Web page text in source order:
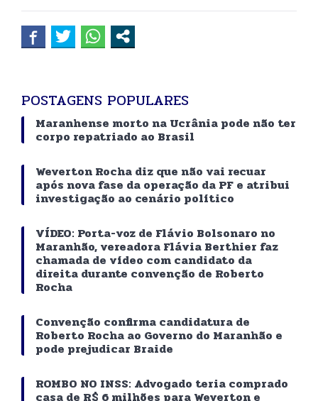
POSTAGENS POPULARES
Maranhense morto na Ucrânia pode não ter
corpo repatriado ao Brasil
Weverton Rocha diz que não vai recuar
após nova fase da operação da PF e atribui
investigação ao cenário político
VÍDEO: Porta-voz de Flávio Bolsonaro no
Maranhão, vereadora Flávia Berthier faz
chamada de vídeo com candidato da
direita durante convenção de Roberto
Rocha
Convenção confirma candidatura de
Roberto Rocha ao Governo do Maranhão e
pode prejudicar Braide
ROMBO NO INSS: Advogado teria comprado
casa de R$ 6 milhões para Weverton e